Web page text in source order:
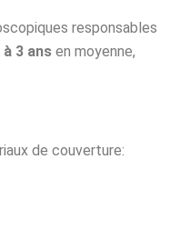
responsables
à 3 ans en moyenne,
de couverture: